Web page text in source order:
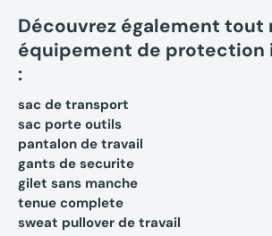
Découvrez également tout
équipement de protection
:
sac de transport
sac porte outils
pantalon de travail
gants de securite
gilet sans manche
tenue complete
sweat pullover de travail